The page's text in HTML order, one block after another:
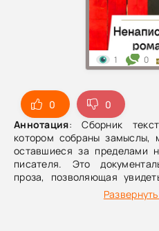
0
0
Аннотация: Сборник
котором собраны замыслы,
оставшиеся за пределами
писателя. Это
проза, позволяющая
автора политического
разведывательной прозы.
1 0